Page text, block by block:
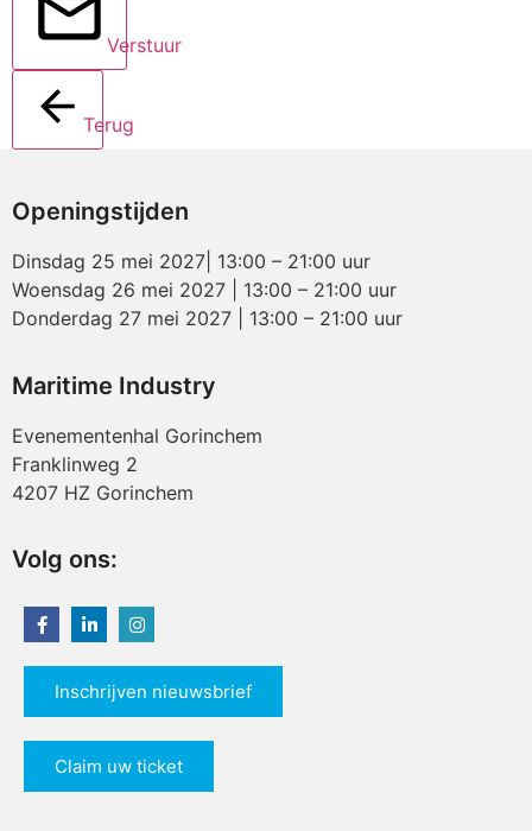
Verstuur
Terug
Openingstijden
Dinsdag 25 mei 2027| 13:00 – 21:00 uur
Woensdag 26 mei 2027 | 13:00 – 21:00 uur
Donderdag 27 mei 2027 | 13:00 – 21:00 uur
Maritime Industry
Evenementenhal Gorinchem
Franklinweg 2
4207 HZ Gorinchem
Volg ons:
Inschrijven nieuwsbrief
Claim uw ticket